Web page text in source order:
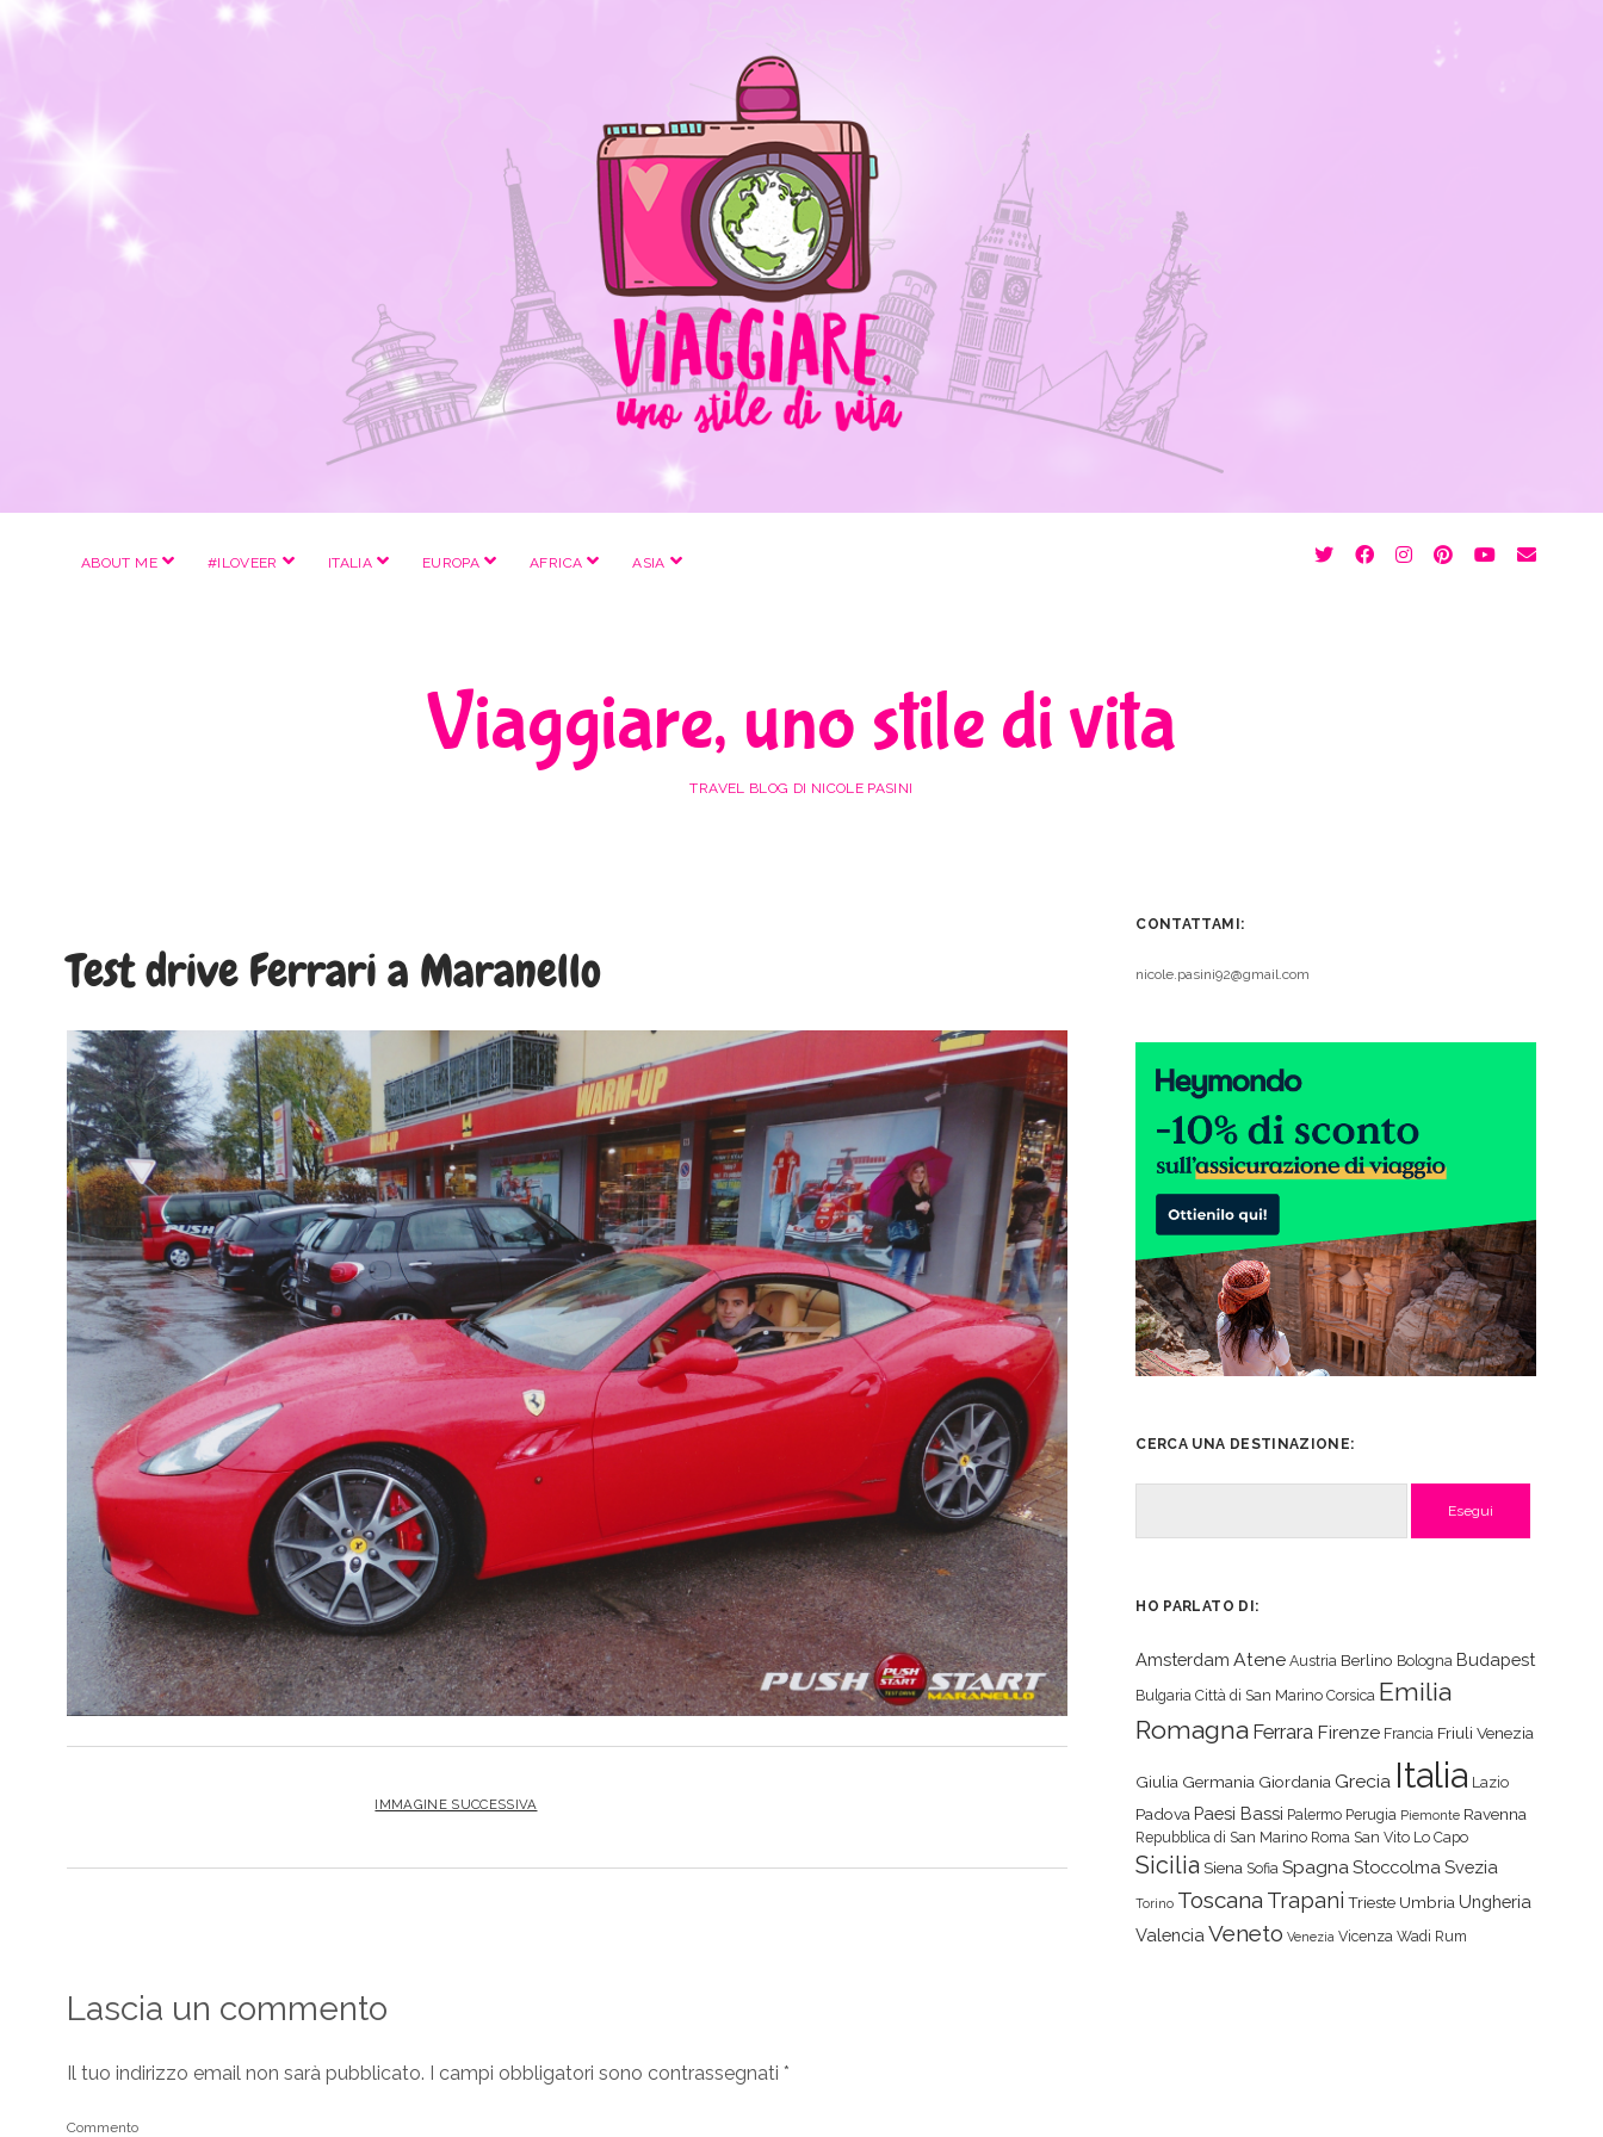
ABOUT ME apri
#ILOVEER apri
ITALIA apri
EUROPA apri
AFRICA apri
ASIA apri
twitterfacebookinstagram
pinterest
youtube
email
Viaggiare, uno stile di vita
TRAVEL BLOG DI NICOLE PASINI
Test drive Ferrari a Maranello
IMMAGINE SUCCESSIVA
Lascia un commento
Il tuo indirizzo email non sarà pubblicato. I campi obbligatori sono contrassegnati *
Commento
CONTATTAMI:
nicole.pasini92@gmail.com
CERCA UNA DESTINAZIONE:
HO PARLATO DI:
Amsterdam Atene Austria Berlino Bologna Budapest
Bulgaria Città di San Marino Corsica Emilia
Romagna Ferrara Firenze Francia Friuli Venezia
Giulia Germania Giordania Grecia Italia Lazio
Padova Paesi Bassi Palermo Perugia Piemonte Ravenna
Repubblica di San Marino Roma San Vito Lo Capo
Sicilia Siena Sofia SpagnaStoccolma Svezia
Torino Toscana Trapani Trieste Umbria Ungheria
Valencia Veneto Venezia Vicenza Wadi Rum